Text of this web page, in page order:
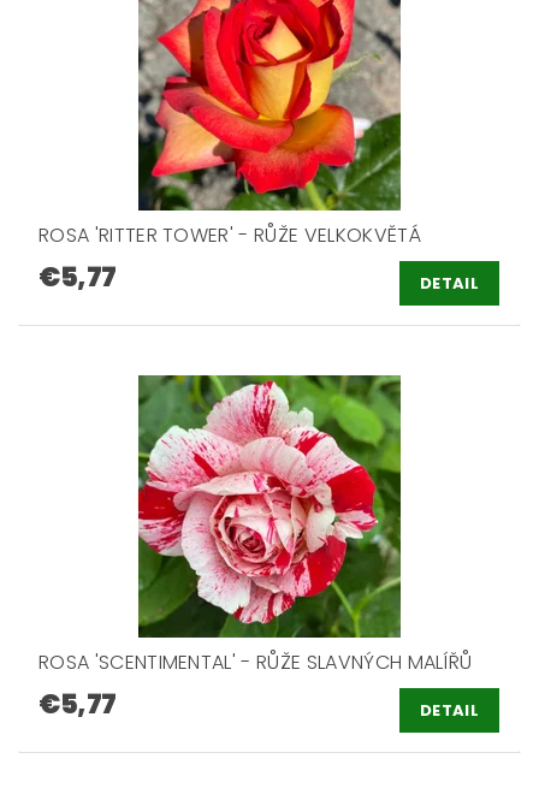
ROSA 'RITTER TOWER' - RŮŽE VELKOKVĚTÁ
€5,77 DETAIL
ROSA 'SCENTIMENTAL' - RŮŽE SLAVNÝCH MALÍŘŮ
€5,77 DETAIL